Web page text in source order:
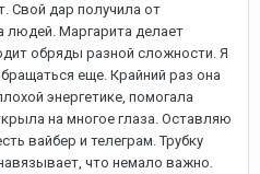
Свой дар получила от
людей. Маргарита делает
обряды разной сложности. Я
еще. Крайний раз она
энергетике, помогала
на многое глаза. Оставляю
вайбер и телеграм. Трубку
что немало важно.